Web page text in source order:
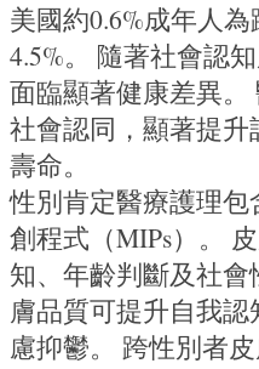
美國約0.6%成年人
4.5%。 隨著社會認
面臨顯著健康差異
社會認同，顯著提
壽命。
性別肯定醫療護理
創程式（MIPs）。
知、年齡判斷及社
膚品質可提升自我
慮抑鬱。 跨性別者